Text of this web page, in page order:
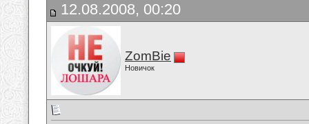
12.08.2008, 00:20
ZomBie
Новичок